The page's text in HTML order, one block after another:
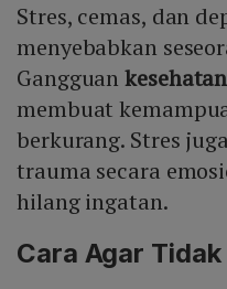
Stres, cemas, dan
menyebabkan
Gangguan
membuat
berkurang. Stres
trauma secara
hilang ingatan.
Cara Agar